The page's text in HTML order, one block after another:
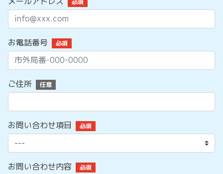
お電話番号 必須
ご住所 任意
お問い合わせ項目 必須
お問い合わせ内容 必須